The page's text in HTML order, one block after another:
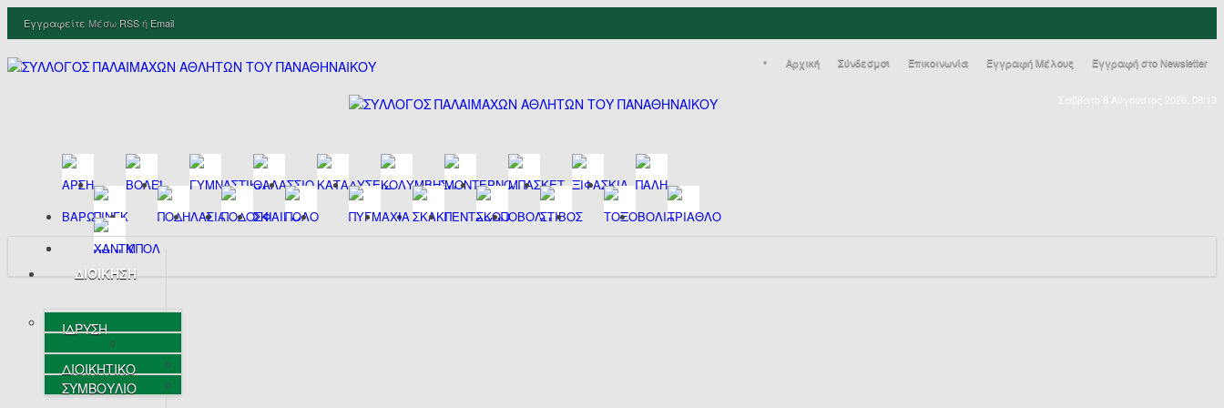
Εγγραφείτε Μέσω RSSή Email
Αρχική Σύνδεσμοι Επικοινωνία Εγγραφή Μέλους Εγγραφή στο Newsletter
Σάββατο 8 Αύγουστος 2026, 08:13
ΔΙΟΙΚΗΣΗ
ΙΔΡΥΣΗ
ΔΙΟΙΚΗΤΙΚΟ
ΣΥΜΒΟΥΛΙΟ